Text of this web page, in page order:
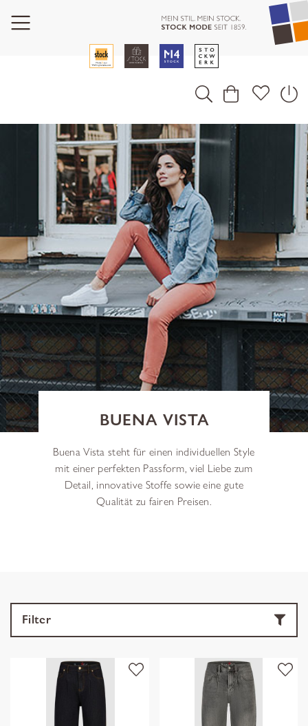
BUENA VISTA
Buena Vista steht für einen individuellen Style
mit einer perfekten Passform, viel Liebe zum
Detail, innovative Stoffe sowie eine gute
Qualität zu fairen Preisen.
Filter